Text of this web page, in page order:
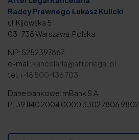
Radcy Prawnego Łukasz Kulicki
ul. Kijowska 5
03-738 Warszawa, Polska
NIP: 5252397867
e-mail: kancelaria@afterlegal.pl
tel. +48 500 436 703
Dane bankowe: mBank S.A.
PL39 1140 2004 0000 3302 7806 9802